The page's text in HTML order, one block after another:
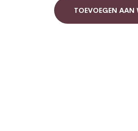
quantity
TOEVOEGEN AAN